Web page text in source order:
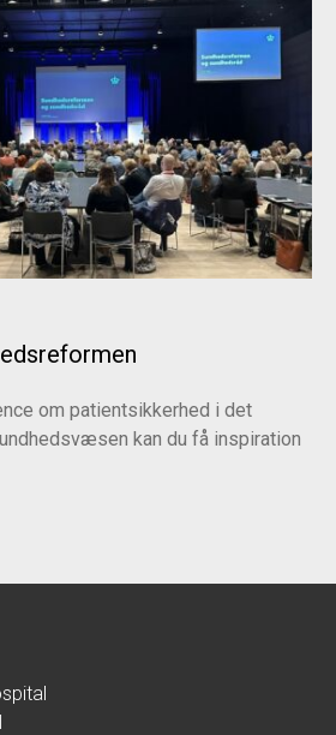
om patientsikkerhed i det
kan du få inspiration